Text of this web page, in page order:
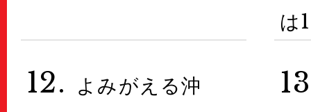
は
12.
よみがえる沖